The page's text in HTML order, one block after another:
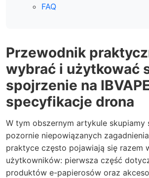
FAQ
Przewodnik
wybrać i użytkować
spojrzenie na
specyfikacje drona
W tym obszernym artykule skupiamy
pozornie niepowiązanych
praktyce często pojawiają się razem
użytkowników: pierwsza część
produktów e-papierosów oraz